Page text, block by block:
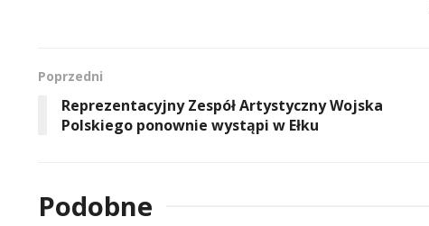
Poprzedni
Reprezentacyjny Zespół Artystyczny Wojska
Polskiego ponownie wystąpi w Ełku
Podobne